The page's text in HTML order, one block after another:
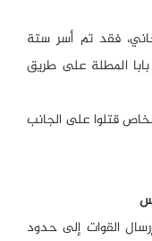
فقد تم أسر ستة
المطلة على طريق
قتلوا على الجانب
القوات إلى حدود